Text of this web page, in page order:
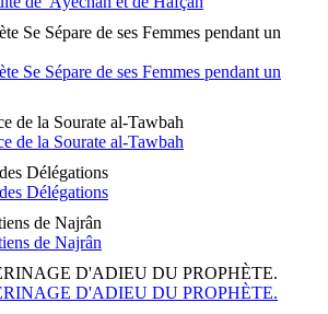
Se Sépare de ses Femmes pendant un
Se Sépare de ses Femmes pendant un
de la Sourate al-Tawbah
de la Sourate al-Tawbah
Délégations
Délégations
de Najrân
de Najrân
D'ADIEU DU PROPHÈTE.
D'ADIEU DU PROPHÈTE.